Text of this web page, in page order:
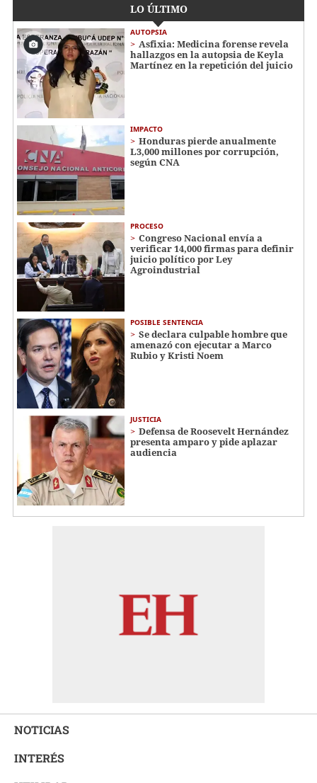
LO ÚLTIMO
AUTOPSIA
Asfixia: Medicina forense revela
hallazgos en la autopsia de Keyla
Martínez en la repetición del juicio
IMPACTO
Honduras pierde anualmente
L3,000 millones por corrupción,
según CNA
PROCESO
Congreso Nacional envía a
verificar 14,000 firmas para definir
juicio político por Ley
Agroindustrial
POSIBLE SENTENCIA
Se declara culpable hombre que
amenazó con ejecutar a Marco
Rubio y Kristi Noem
JUSTICIA
Defensa de Roosevelt Hernández
presenta amparo y pide aplazar
audiencia
NOTICIAS
INTERÉS